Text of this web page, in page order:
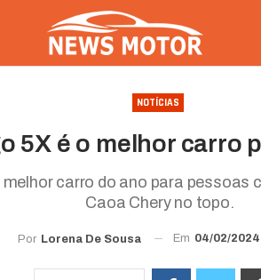
NOTÍCIAS
5X é o melhor carro
carro do ano para pessoas
Caoa Chery no topo.
Por Lorena De Sousa Em 04/02/